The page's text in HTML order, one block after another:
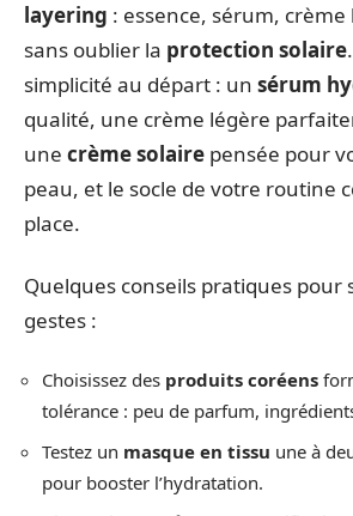
layering : essence, sérum,
sans oublier la protection solaire
simplicité au départ : un sérum
qualité, une crème légère
une crème solaire pensée pour
peau, et le socle de votre routine
place.
Quelques conseils pratiques pour
gestes :
Choisissez des produits coréens
tolérance : peu de parfum,
Testez un masque en tissu une à
pour booster l’hydratation.